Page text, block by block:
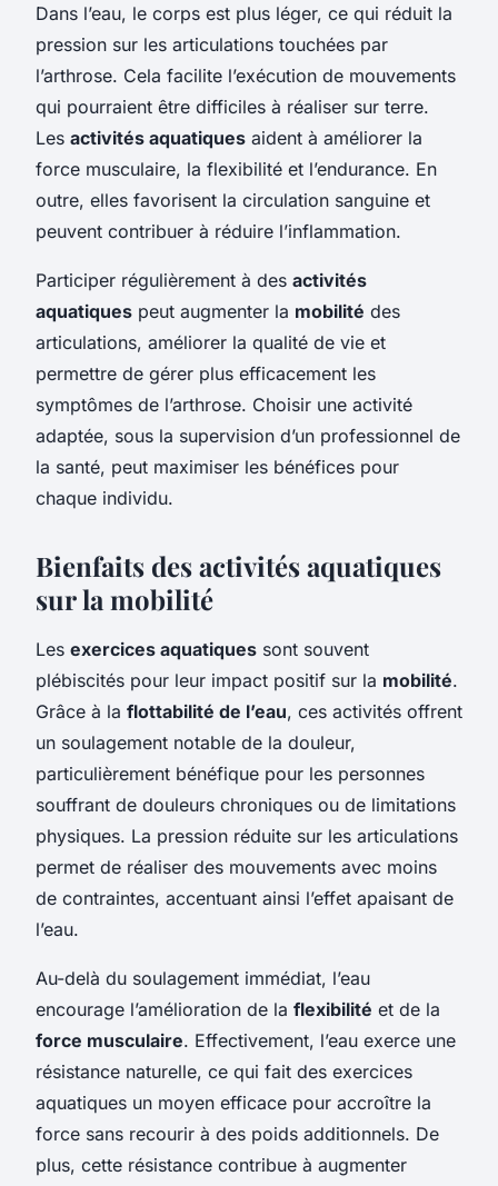
Dans l’eau, le corps est plus léger, ce qui réduit la
pression sur les articulations touchées par
l’arthrose. Cela facilite l’exécution de mouvements
qui pourraient être difficiles à réaliser sur terre.
Les activités aquatiques aident à améliorer la
force musculaire, la flexibilité et l’endurance. En
outre, elles favorisent la circulation sanguine et
peuvent contribuer à réduire l’inflammation.
Participer régulièrement à des activités
aquatiques peut augmenter la mobilité des
articulations, améliorer la qualité de vie et
permettre de gérer plus efficacement les
symptômes de l’arthrose. Choisir une activité
adaptée, sous la supervision d’un professionnel de
la santé, peut maximiser les bénéfices pour
chaque individu.
Bienfaits des activités aquatiques
sur la mobilité
Les exercices aquatiques sont souvent
plébiscités pour leur impact positif sur la mobilité.
Grâce à la flottabilité de l’eau, ces activités offrent
un soulagement notable de la douleur,
particulièrement bénéfique pour les personnes
souffrant de douleurs chroniques ou de limitations
physiques. La pression réduite sur les articulations
permet de réaliser des mouvements avec moins
de contraintes, accentuant ainsi l’effet apaisant de
l’eau.
Au-delà du soulagement immédiat, l’eau
encourage l’amélioration de la flexibilité et de la
force musculaire. Effectivement, l’eau exerce une
résistance naturelle, ce qui fait des exercices
aquatiques un moyen efficace pour accroître la
force sans recourir à des poids additionnels. De
plus, cette résistance contribue à augmenter